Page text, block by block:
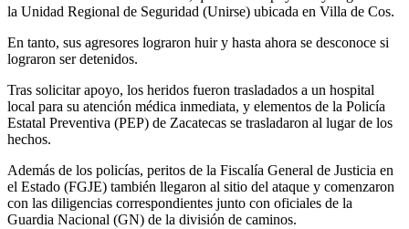
la Unidad Regional de Seguridad (Unirse) ubicada en Villa de Cos.
En tanto, sus agresores lograron huir y hasta ahora se desconoce si
lograron ser detenidos.
Tras solicitar apoyo, los heridos fueron trasladados a un hospital
local para su atención médica inmediata, y elementos de la Policía
Estatal Preventiva (PEP) de Zacatecas se trasladaron al lugar de los
hechos.
Además de los policías, peritos de la Fiscalía General de Justicia en
el Estado (FGJE) también llegaron al sitio del ataque y comenzaron
con las diligencias correspondientes junto con oficiales de la
Guardia Nacional (GN) de la división de caminos.